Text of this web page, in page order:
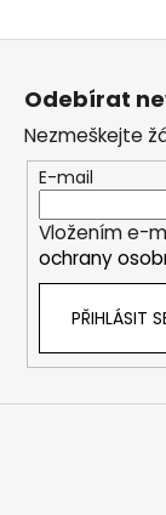
Z
Odebírat
Nezmeškejte
E-mail
Vložením e-
ochrany
PŘIHLÁSIT